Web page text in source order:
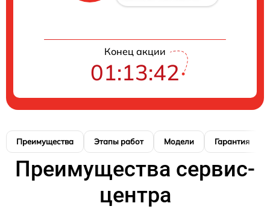
Конец акции
01:13:41
Преимущества Этапы работ Модели Гарантия
Преимущества сервис-
центра